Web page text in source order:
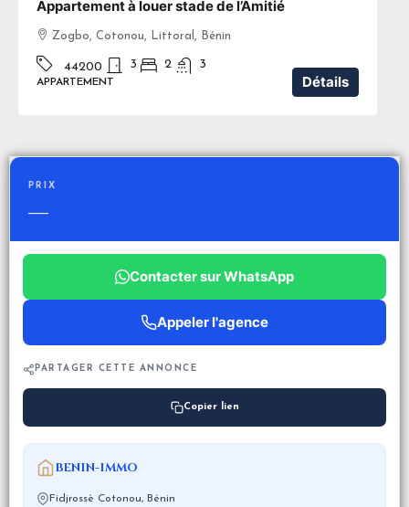
Appartement à louer stade de l’Amitié
Zogbo, Cotonou, Littoral, Bénin
44200 3 2 3
APPARTEMENT Détails
PRIX
—
Contacter sur WhatsApp
Appeler l'agence
PARTAGER CETTE ANNONCE
Copier lien
BENIN-IMMO
Fidjrossè Cotonou, Bénin